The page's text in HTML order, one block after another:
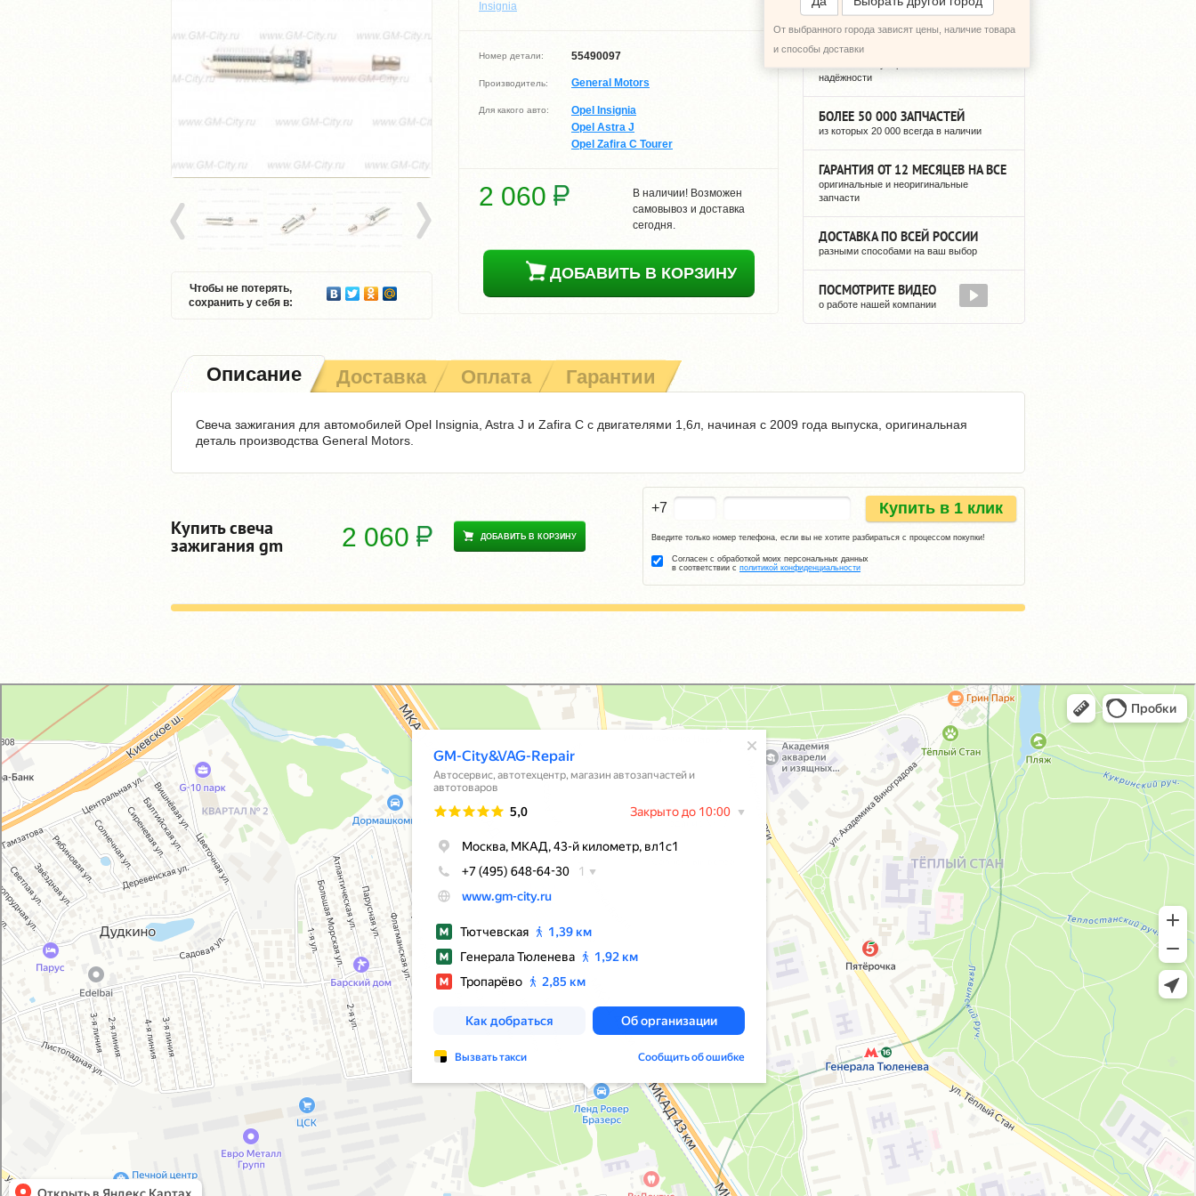
Insignia
Чтобы не потерять,
сохранить у себя в:
Номер детали: 55490097
Производитель: General Motors
Для какого авто:
Opel Insignia
Opel Astra J
Opel Zafira C Tourer
2 060
В наличии! Возможен
самовывоз и доставка
сегодня.
ДОБАВИТЬ В КОРЗИНУ
От выбранного города зависят цены, наличие товара
и способы доставки12 ЛЕТ РЕГУЛЯРНЫХ ПОСТАВОК
надёжности
БОЛЕЕ 50 000 ЗАПЧАСТЕЙ
из которых 20 000 всегда в наличии
ГАРАНТИЯ ОТ 12 МЕСЯЦЕВ НА ВСЕ
оригинальные и неоригинальные
запчасти
ДОСТАВКА ПО ВСЕЙ РОССИИ
разными способами на ваш выбор
ПОСМОТРИТЕ ВИДЕО
о работе нашей компании
Описание Доставка Оплата Гарантии
Свеча зажигания для автомобилей Opel Insignia, Astra J и Zafira C с двигателями 1,6л, начиная с 2009 года выпуска, оригинальная
деталь производства General Motors.
Купить свеча
зажигания gm 2 060 ДОБАВИТЬ В КОРЗИНУ
+7 Купить в 1 клик
Введите только номер телефона, если вы не хотите разбираться с процессом покупки!
Согласен с обработкой моих персональных данных
в соответствии с политикой конфиденциальности
GM-City&VAG-Repair
Автосервис, автотехцентр в Москве
Магазин автозапчастей и автотоваров в Москве